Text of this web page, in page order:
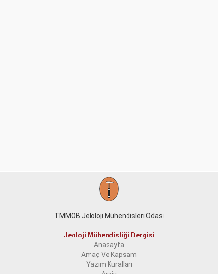
TMMOB Jeloloji Mühendisleri Odası
Jeoloji Mühendisliği Dergisi
Anasayfa
Amaç Ve Kapsam
Yazım Kuralları